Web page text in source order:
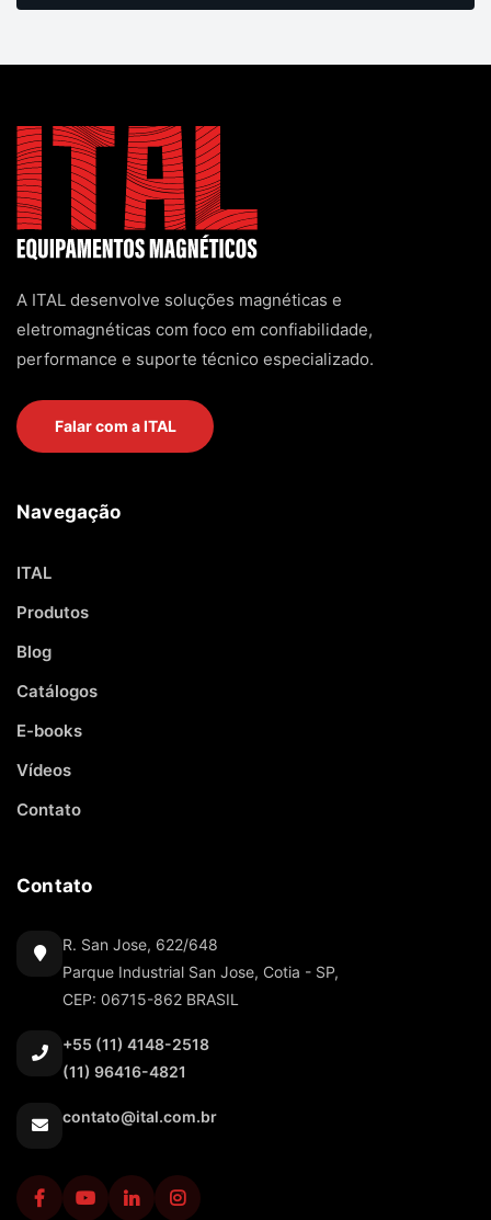
A ITAL desenvolve soluções magnéticas e
eletromagnéticas com foco em confiabilidade,
performance e suporte técnico especializado.
Falar com a ITAL
Navegação
ITAL
Produtos
Blog
Catálogos
E-books
Vídeos
Contato
Contato
R. San Jose, 622/648
Parque Industrial San Jose, Cotia - SP,
CEP: 06715-862 BRASIL
+55 (11) 4148-2518
(11) 96416-4821
contato@ital.com.br